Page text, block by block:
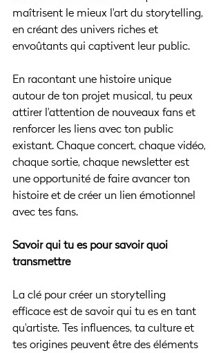
maîtrisent le mieux l'art du storytelling,
en créant des univers riches et
envoûtants qui captivent leur public.
En racontant une histoire unique
autour de ton projet musical, tu peux
attirer l'attention de nouveaux fans et
renforcer les liens avec ton public
existant. Chaque concert, chaque vidéo,
chaque sortie, chaque newsletter est
une opportunité de faire avancer ton
histoire et de créer un lien émotionnel
avec tes fans.
Savoir qui tu es pour savoir quoi
transmettre
La clé pour créer un storytelling
efficace est de savoir qui tu es en tant
qu'artiste. Tes influences, ta culture et
tes origines peuvent être des éléments